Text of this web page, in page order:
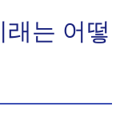
는 어떻